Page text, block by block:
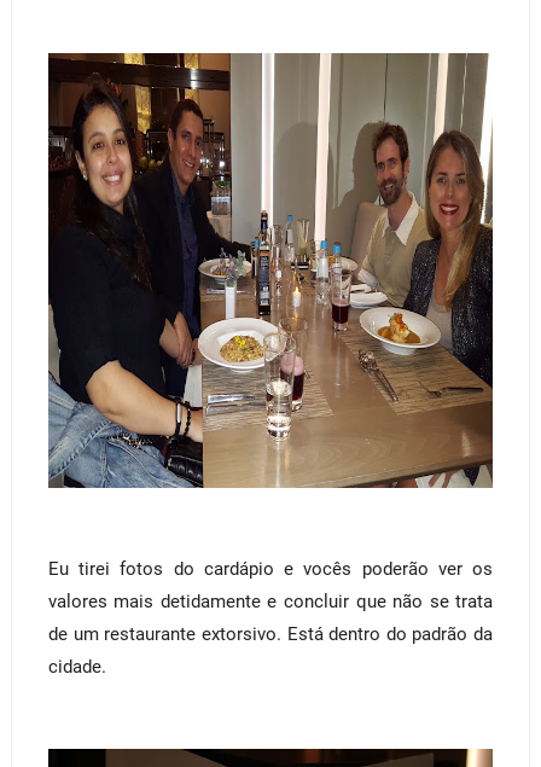
Eu tirei fotos do cardápio e vocês poderão ver os
valores mais detidamente e concluir que não se trata
de um restaurante extorsivo. Está dentro do padrão da
cidade.